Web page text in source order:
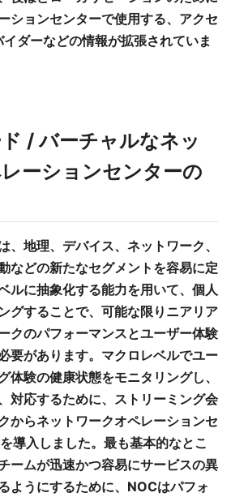
ションセンターで使用する、アクセ
ダーなどの情報が拡張されていま
/ バーチャルなネッ
ーションセンターの
、地理、デバイス、ネットワーク、
などの新たなセグメントを容易に定
ルに抽象化する能力を用いて、個人
グすることで、可能な限りニアリア
クのパフォーマンスとユーザー体験
要があります。マクロレベルでユー
体験の健康状態をモニタリングし、
対応するために、ストリーミング会
からネットワークオペレーションセ
導入しました。最も基本的なとこ
ームが迅速かつ容易にサービスの異
ようにするために、NOCはパフォ